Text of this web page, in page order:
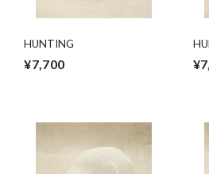
HUNTING
¥7,700